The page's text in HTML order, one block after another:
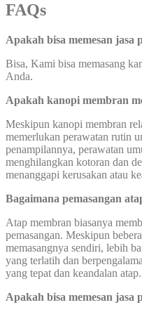
FAQs
Apakah bisa memesan jasa
Bisa, Kami bisa memasang
Anda.
Apakah kanopi membran
Meskipun kanopi membran
memerlukan perawatan rutin
penampilannya, perawatan
menghilangkan kotoran dan
menanggapi kerusakan atau
Bagaimana pemasangan
Atap membran biasanya
pemasangan. Meskipun
memasangnya sendiri, lebih
yang terlatih dan
yang tepat dan keandalan atap.
Apakah bisa memesan jasa